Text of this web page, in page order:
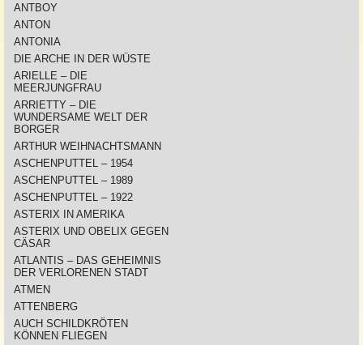
ANTBOY
ANTON
ANTONIA
DIE ARCHE IN DER WÜSTE
ARIELLE – DIE
MEERJUNGFRAU
ARRIETTY – DIE
WUNDERSAME WELT DER
BORGER
ARTHUR WEIHNACHTSMANN
ASCHENPUTTEL – 1954
ASCHENPUTTEL – 1989
ASCHENPUTTEL – 1922
ASTERIX IN AMERIKA
ASTERIX UND OBELIX GEGEN
CÄSAR
ATLANTIS – DAS GEHEIMNIS
DER VERLORENEN STADT
ATMEN
ATTENBERG
AUCH SCHILDKRÖTEN
KÖNNEN FLIEGEN